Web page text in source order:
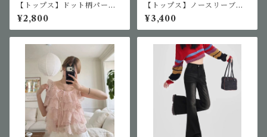
【トップス】ドット柄パープ
ルキャミ
¥2,800
【トップス】ノースリーブ小
花柄ブラウス
¥3,400